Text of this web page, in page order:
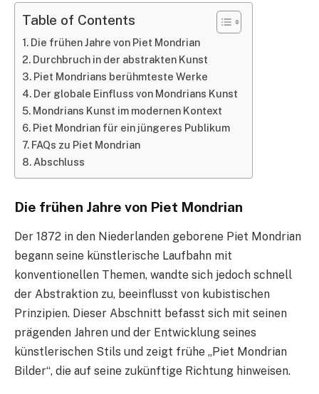
Table of Contents
Die frühen Jahre von Piet Mondrian
Durchbruch in der abstrakten Kunst
Piet Mondrians berühmteste Werke
Der globale Einfluss von Mondrians Kunst
Mondrians Kunst im modernen Kontext
Piet Mondrian für ein jüngeres Publikum
FAQs zu Piet Mondrian
Abschluss
Die frühen Jahre von Piet Mondrian
Der 1872 in den Niederlanden geborene Piet Mondrian
begann seine künstlerische Laufbahn mit
konventionellen Themen, wandte sich jedoch schnell
der Abstraktion zu, beeinflusst von kubistischen
Prinzipien. Dieser Abschnitt befasst sich mit seinen
prägenden Jahren und der Entwicklung seines
künstlerischen Stils und zeigt frühe „Piet Mondrian
Bilder“, die auf seine zukünftige Richtung hinweisen.